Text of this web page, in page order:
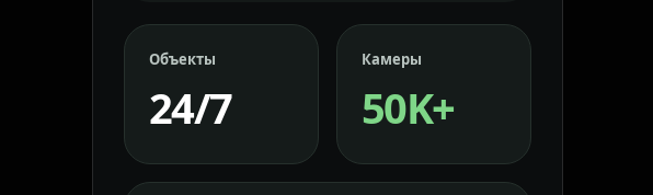
Объекты
24/7
Камеры
50K+